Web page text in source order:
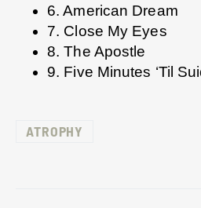
6. American Dream
7. Close My Eyes
8. The Apostle
9. Five Minutes ‘Til
ATROPHY